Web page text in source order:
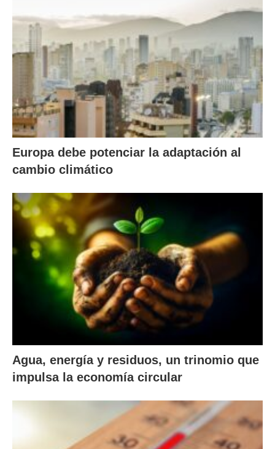
Europa debe potenciar la adaptación al
cambio climático
Agua, energía y residuos, un trinomio que
impulsa la economía circular